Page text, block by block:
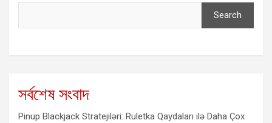
Search
সর্বশেষ সংবাদ
Pinup Blackjack Stratejiləri: Ruletka Qaydaları ilə Daha Çox